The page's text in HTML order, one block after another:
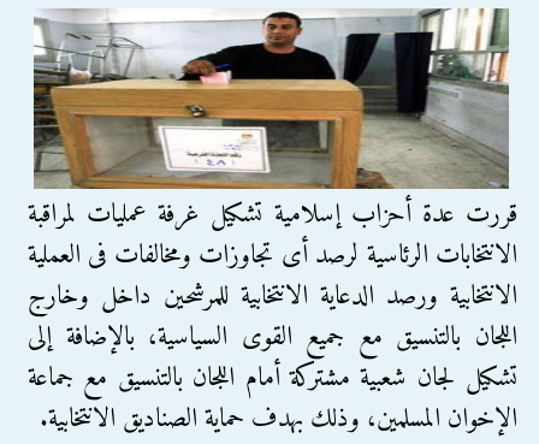
قررت عدة أحزاب إسلامية تشكيل غرفة عمليات لمراقبة
الانتخابات الرئاسية لرصد أى تجاوزات ومخالفات فى العملية
الانتخابية ورصد الدعاية الانتخابية للمرشحين داخل وخارج
اللجان بالتنسيق مع جميع القوى السياسية، بالإضافة إلى
تشكيل لجان شعبية مشتركة أمام اللجان بالتنسيق مع جماعة
الإخوان المسلمين، وذلك بهدف حماية الصناديق الانتخابية.